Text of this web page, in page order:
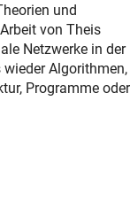
und
von Theis
Netzwerke in der
Algorithmen,
Programme oder